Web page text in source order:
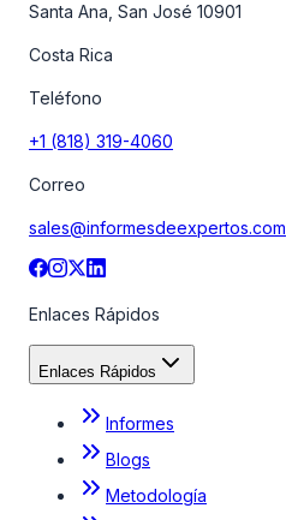
Santa Ana, San José 10901
Costa Rica
Teléfono
+1 (818) 319-4060
Correo
sales@informesdeexpertos.com
Enlaces Rápidos
Enlaces Rápidos
Informes
Blogs
Metodología